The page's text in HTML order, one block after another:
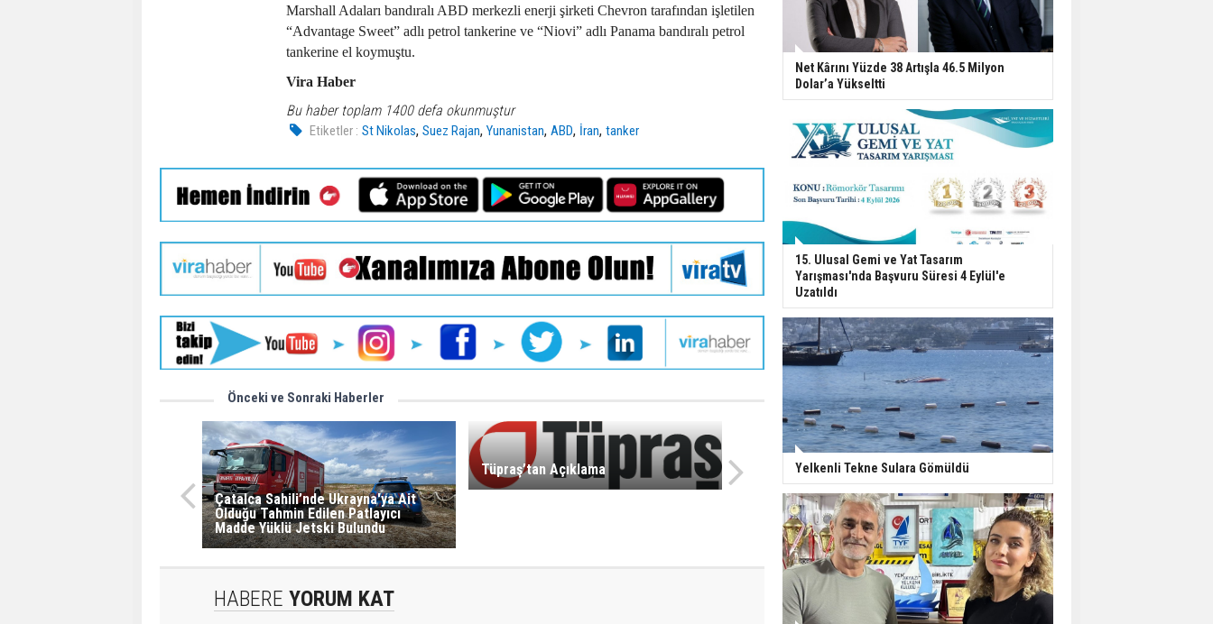
Marshall Adaları bandıralı ABD merkezli enerji şirketi Chevron tarafından işletilen
“Advantage Sweet” adlı petrol tankerine ve “Niovi” adlı Panama bandıralı petrol
tankerine el koymuştu.
Vira Haber
Bu haber toplam 1400 defa okunmuştur
Etiketler : St Nikolas,Suez Rajan,Yunanistan,ABD, İran,tanker
Önceki ve Sonraki Haberler
Çatalca Sahili’nde Ukrayna'ya Ait
Olduğu Tahmin Edilen Patlayıcı
Madde Yüklü Jetski Bulundu
Tüpraş’tan Açıklama
HABERE YORUM KAT
Net Kârını Yüzde 38 Artışla 46.5 Milyon
Dolar’a Yükseltti
15. Ulusal Gemi ve Yat Tasarım
Yarışması'nda Başvuru Süresi 4 Eylül'e
Uzatıldı
Yelkenli Tekne Sulara Gömüldü